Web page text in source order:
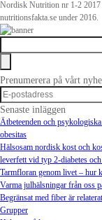
Nordisk Nutrition nr 1-2 2017
nutritionsfakta.se under 2016.
Prenumerera på vårt
Senaste inläggen
Ätbeteenden och
obesitas
Hälsosam nordisk kost och
leverfett vid typ 2-diabetes
Tarmfloran genom livet – hur
Varma julhälsningar från oss
Begränsat med fiber är
Grupper